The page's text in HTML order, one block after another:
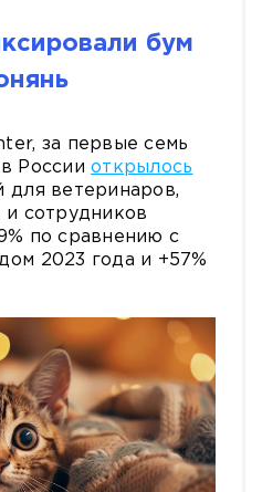
бум
за первые семь
Россииоткрылось
для ветеринаров,
и сотрудников
по сравнению с
2023 года и +57%